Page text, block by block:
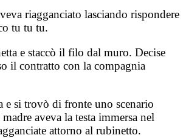
riagganciato lasciando rispondere
tu tu tu.
e staccò il filo dal muro. Decise
il contratto con la compagnia
e si trovò di fronte uno scenario
aveva la testa immersa nel
attorno al rubinetto.